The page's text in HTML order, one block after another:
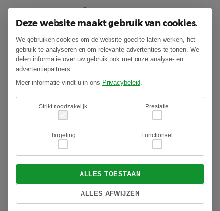
Hovenier in Nispen
Als hovenier in Nispen werken we vaak in een groene,
rustige omgeving waar ruimte en natuur samenkomen. Dat
vraagt om een aanpak die past bij het karakter van het dorp.
daarna. Met de juiste materialen en beplanting zorgen we
voor een tuin die stevig is aangelegd en natuurlijk aanvoelt.
Tuinonderhoud in Nispen
Deze website maakt gebruik van cookies.
We gebruiken cookies om de website goed te laten werken, het
gebruik te analyseren en om relevante advertenties te tonen. We
delen informatie over uw gebruik ook met onze analyse- en
advertentiepartners.
Meer informatie vindt u in ons Privacybeleid.
Strikt noodzakelijk Prestatie
Targeting Functioneel
ALLES TOESTAAN
ALLES AFWIJZEN